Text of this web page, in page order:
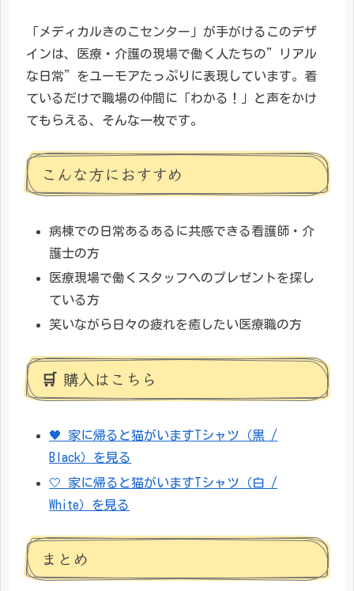
「メディカルきのこセンター」が手がけるこのデザ
インは、医療・介護の現場で働く人たちの”リアル
な日常”をユーモアたっぷりに表現しています。着
ているだけで職場の仲間に「わかる！」と声をかけ
てもらえる、そんな一枚です。
こんな方におすすめ
病棟での日常あるあるに共感できる看護師・介
護士の方
医療現場で働くスタッフへのプレゼントを探し
ている方
笑いながら日々の疲れを癒したい医療職の方
🛒 購入はこちら
🖤 家に帰ると猫がいますTシャツ（黒 /
Black）を見る
🤍 家に帰ると猫がいますTシャツ（白 /
White）を見る
まとめ